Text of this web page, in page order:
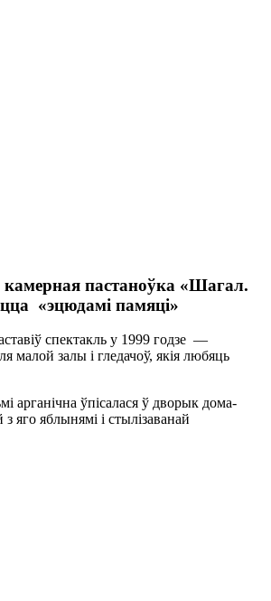
пастаноўка «Шагал.
«эцюдамі памяці»
спектакль у 1999 годзе —
малой залы і гледачоў, якія любяць
арганічна ўпісалася ў дворык дома-
яго яблынямі і стылізаванай